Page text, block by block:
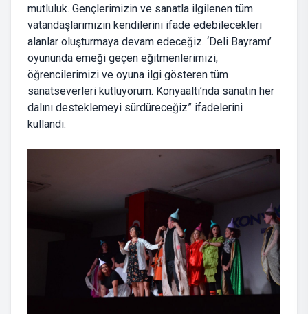
mutluluk. Gençlerimizin ve sanatla ilgilenen tüm
vatandaşlarımızın kendilerini ifade edebilecekleri
alanlar oluşturmaya devam edeceğiz. ‘Deli Bayramı’
oyununda emeği geçen eğitmenlerimizi,
öğrencilerimizi ve oyuna ilgi gösteren tüm
sanatseverleri kutluyorum. Konyaaltı’nda sanatın her
dalını desteklemeyi sürdüreceğiz” ifadelerini
kullandı.